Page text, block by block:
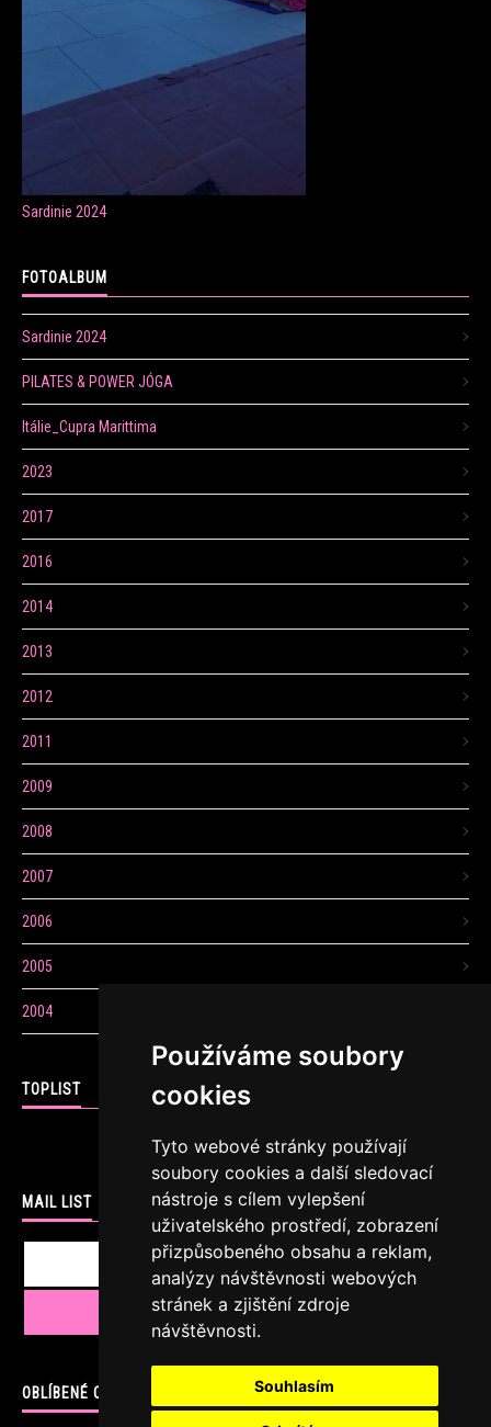
Používáme soubory
cookies
Tyto webové stránky používají
soubory cookies a další sledovací
nástroje s cílem vylepšení
uživatelského prostředí, zobrazení
přizpůsobeného obsahu a reklam,
analýzy návštěvnosti webových
stránek a zjištění zdroje
návštěvnosti.
Souhlasím
Sardinie 2024
FOTOALBUM
Sardinie 2024
PILATES & POWER JÓGA
Itálie_Cupra Marittima
2023
2017
2016
2014
2013
2012
2011
2009
2008
2007
2006
2005
2004
TOPLIST
MAIL LIST
OBLÍBENÉ ODKAZY